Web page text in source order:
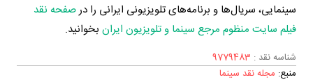
سینمایی، سریال‌ها و برنامه‌های تلویزیونی ایرانی را درصفحه نقد
فیلم سایت منظوم مرجع سینما و تلویزیون ایران بخوانید.
شناسه نقد : 9779483
منبع: مجله نقد سینما